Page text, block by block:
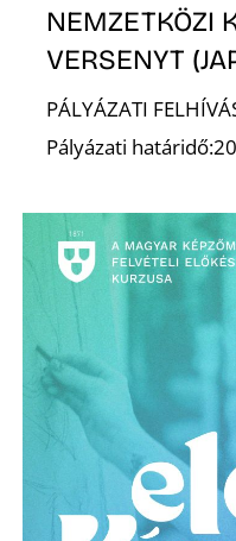
NEMZETKÖZI
VERSENYT
PÁLYÁZATI
Pályázati